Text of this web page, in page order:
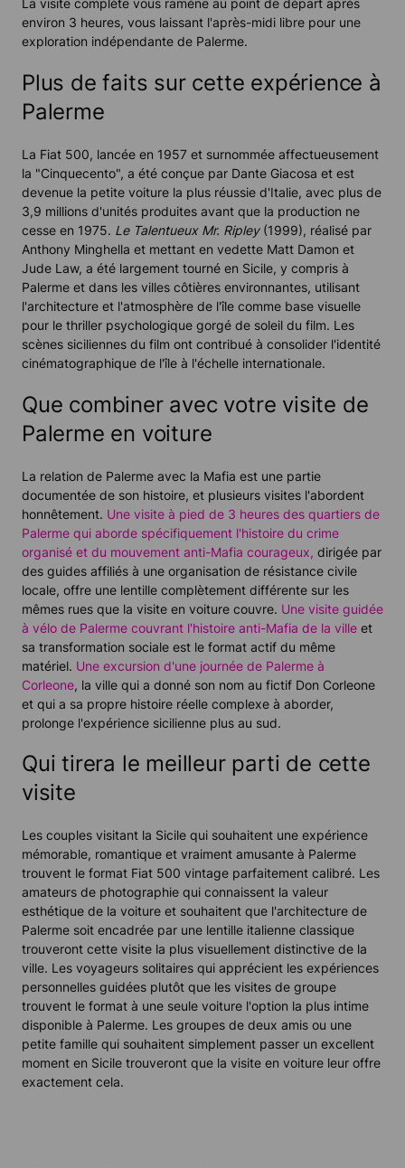
La visite complète vous ramène au point de départ après
environ 3 heures, vous laissant l'après-midi libre pour une
exploration indépendante de Palerme.
Plus de faits sur cette expérience à
Palerme
La Fiat 500, lancée en 1957 et surnommée affectueusement
la "Cinquecento", a été conçue par Dante Giacosa et est
devenue la petite voiture la plus réussie d'Italie, avec plus de
3,9 millions d'unités produites avant que la production ne
cesse en 1975. Le Talentueux Mr. Ripley(1999), réalisé par
Anthony Minghella et mettant en vedette Matt Damon et
Jude Law, a été largement tourné en Sicile, y compris à
Palerme et dans les villes côtières environnantes, utilisant
l'architecture et l'atmosphère de l'île comme base visuelle
pour le thriller psychologique gorgé de soleil du film. Les
scènes siciliennes du film ont contribué à consolider l'identité
cinématographique de l'île à l'échelle internationale.
Que combiner avec votre visite de
Palerme en voiture
La relation de Palerme avec la Mafia est une partie
documentée de son histoire, et plusieurs visites l'abordent
honnêtement. Une visite à pied de 3 heures des quartiers de
Palerme qui aborde spécifiquement l'histoire du crime
organisé et du mouvement anti-Mafia courageux, dirigée par
des guides affiliés à une organisation de résistance civile
locale, offre une lentille complètement différente sur les
mêmes rues que la visite en voiture couvre. Une visite guidée
à vélo de Palerme couvrant l'histoire anti-Mafia de la ville et
sa transformation sociale est le format actif du même
matériel. Une excursion d'une journée de Palerme à
Corleone, la ville qui a donné son nom au fictif Don Corleone
et qui a sa propre histoire réelle complexe à aborder,
prolonge l'expérience sicilienne plus au sud.
Qui tirera le meilleur parti de cette
visite
Les couples visitant la Sicile qui souhaitent une expérience
mémorable, romantique et vraiment amusante à Palerme
trouvent le format Fiat 500 vintage parfaitement calibré. Les
amateurs de photographie qui connaissent la valeur
esthétique de la voiture et souhaitent que l'architecture de
Palerme soit encadrée par une lentille italienne classique
trouveront cette visite la plus visuellement distinctive de la
ville. Les voyageurs solitaires qui apprécient les expériences
personnelles guidées plutôt que les visites de groupe
trouvent le format à une seule voiture l'option la plus intime
disponible à Palerme. Les groupes de deux amis ou une
petite famille qui souhaitent simplement passer un excellent
moment en Sicile trouveront que la visite en voiture leur offre
exactement cela.